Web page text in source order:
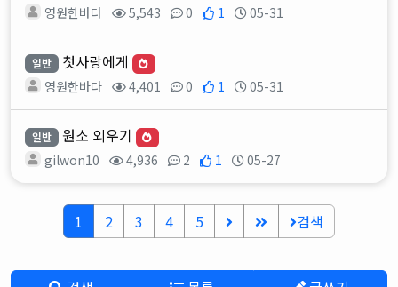
영원한바다 5,543 0 1 05-31
일반 첫사랑에게
영원한바다 4,401 0 1 05-31
일반 원소 외우기
gilwon10 4,936 2 1 05-27
1 2 3 4 5 검색